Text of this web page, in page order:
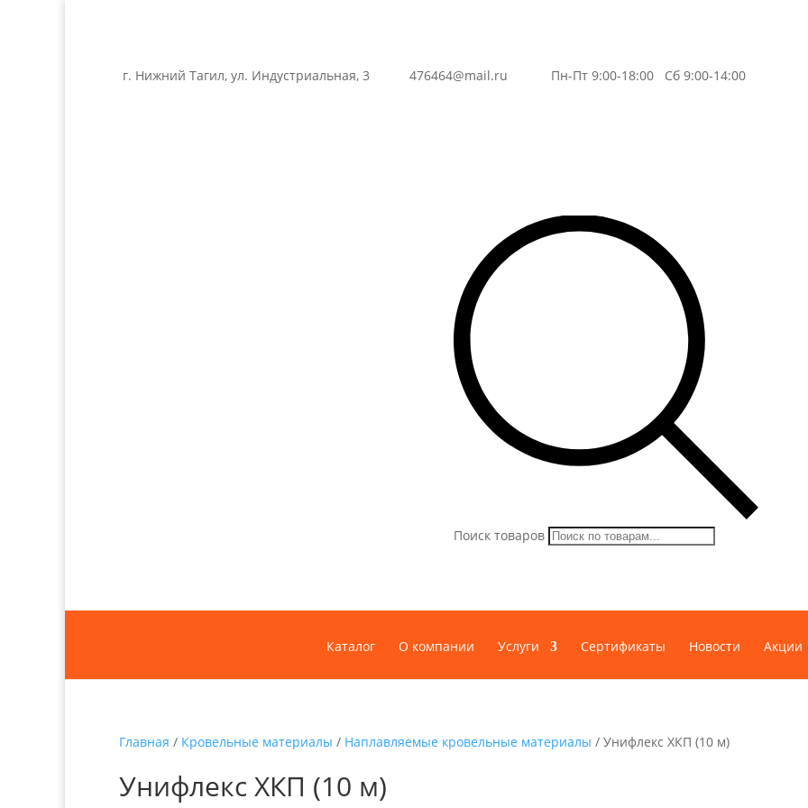
г. Нижний Тагил, ул. Индустриальная, 3 476464@mail.ru Пн-Пт 9:00-18:00 Сб 9:00-14:00
Поиск товаров
Каталог О компании Услуги Сертификаты Новости Акции
Главная / Кровельные материалы / Наплавляемые кровельные материалы / Унифлекс ХКП (10 м)
Унифлекс ХКП (10 м)